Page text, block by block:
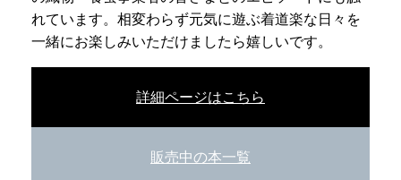
れています。相変わらず元気に遊ぶ着道楽な日々を
一緒にお楽しみいただけましたら嬉しいです。
詳細ページはこちら
販売中の本一覧